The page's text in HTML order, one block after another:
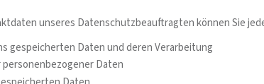
unseres Datenschutzbeauftragten können Sie
gespeicherten Daten und deren Verarbeitung
Daten